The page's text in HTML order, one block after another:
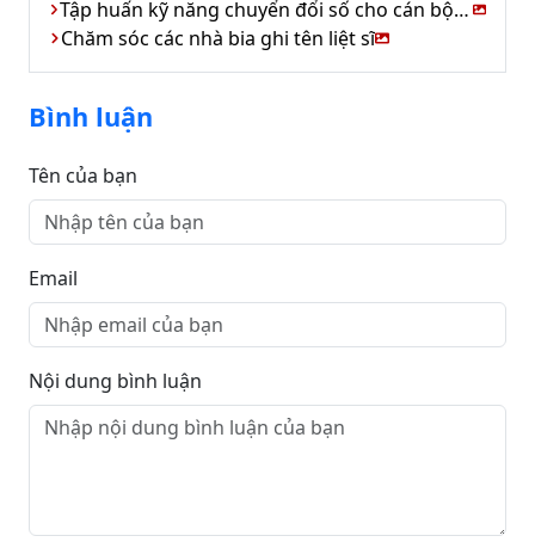
Tập huấn kỹ năng chuyển đổi số cho cán bộ cơ sở
Chăm sóc các nhà bia ghi tên liệt sĩ
Bình luận
Tên của bạn
Email
Nội dung bình luận